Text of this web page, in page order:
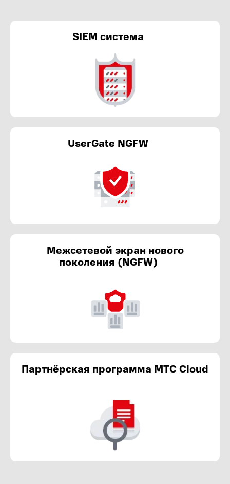
SIEM система
UserGate NGFW
Межсетевой экран нового
поколения (NGFW)
Партнёрская программа МТС Cloud